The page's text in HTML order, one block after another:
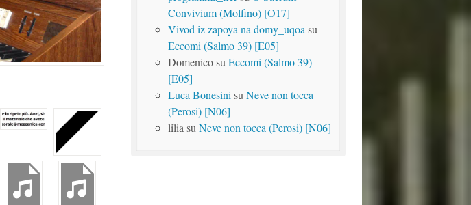
Convivium (Molfino) [O17]
Vivod iz zapoya na domy_uqoa su
Eccomi (Salmo 39) [E05]
DomenicosuEccomi (Salmo 39)
[E05]
Luca Bonesini suNeve non tocca
(Perosi) [N06]
lilia suNeve non tocca (Perosi) [N06]